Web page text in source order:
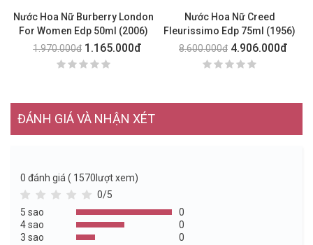
Nước Hoa Nữ Burberry London
For Women Edp 50ml (2006)
1.970.000đ 1.165.000đ
Nước Hoa Nữ Creed
Fleurissimo Edp 75ml (1956)
8.600.000đ 4.906.000đ
ĐÁNH GIÁ VÀ NHẬN XÉT
0 đánh giá ( 1570lượt xem)
0/5
5 sao
0
4 sao
0
3 sao
0